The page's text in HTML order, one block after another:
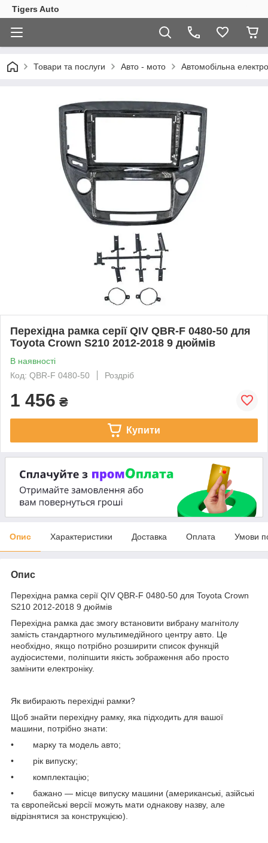
Tigers Auto
Товари та послуги Авто - мото Автомобільна
Перехідна рамка серії QIV QBR-F 0480-50 для
Toyota Crown S210 2012-2018 9 дюймів
В наявності
Код: QBR-F 0480-50
Роздріб
1 456 ₴
Купити
Опис Характеристики Доставка Оплата Умови
Опис
Перехідна рамка серії QIV QBR-F 0480-50 для Toyota Crown
S210 2012-2018 9 дюймів
Перехідна рамка дає змогу встановити вибрану магнітолу
замість стандартного мультимедійного центру авто. Це
необхідно, якщо потрібно розширити список функцій
аудіосистеми, поліпшити якість зображення або просто
замінити електроніку.
Як вибирають перехідні рамки?
Щоб знайти перехідну рамку, яка підходить для вашої
машини, потрібно знати:
• марку та модель авто;
• рік випуску;
• комплектацію;
• бажано — місце випуску машини (американські, азійські
та європейські версії можуть мати однакову назву, але
відрізнятися за конструкцією).